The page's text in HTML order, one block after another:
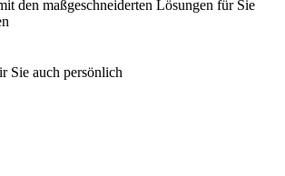
den maßgeschneiderten Lösungen für Sie
Sie auch persönlich